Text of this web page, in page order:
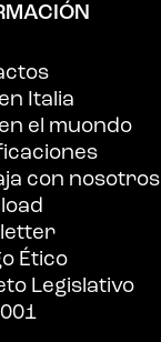
Italia
el muondo
con nosotros
Ético
Legislativo